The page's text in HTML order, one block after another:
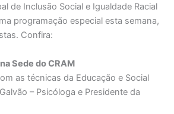
de Inclusão Social e Igualdade Racial
programação especial esta semana,
Confira:
Sede do CRAM
as técnicas da Educação e Social
– Psicóloga e Presidente da